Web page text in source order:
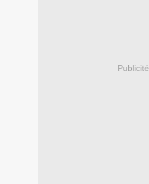
Publicité